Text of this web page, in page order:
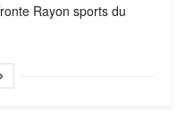
Rayon sports du